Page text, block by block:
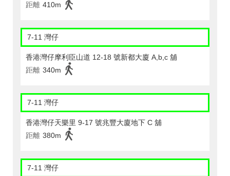
距離 410m
7-11 灣仔
香港灣仔摩利臣山道 12-18 號新都大廈 A,b,c 舖
距離 340m
7-11 灣仔
香港灣仔天樂里 9-17 號兆豐大廈地下 C 舖
距離 380m
7-11 灣仔